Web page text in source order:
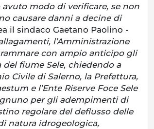
avuto modo di verificare, se non
causare danni a decine di
il sindaco Gaetano Paolino -
l’Amministrazione
con ampio anticipo gli
fiume Sele, chiedendo a
Civile di Salerno, la Prefettura,
e l’Ente Riserve Foce Sele
per gli adempimenti di
regolare del deflusso delle
natura idrogeologica,